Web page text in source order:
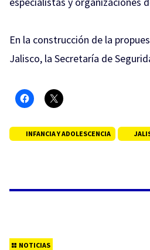
En la construcción de la
Jalisco, la Secretaría de
INFANCIA Y ADOLESCENCIA
NOTICIAS